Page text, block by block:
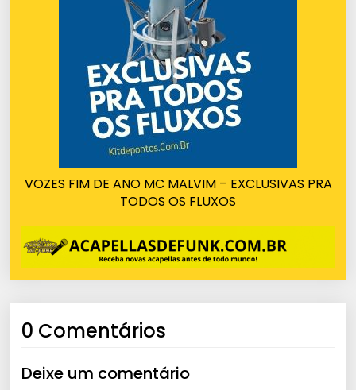
VOZES FIM DE ANO MC MALVIM – EXCLUSIVAS PRA
TODOS OS FLUXOS
0 Comentários
Deixe um comentário